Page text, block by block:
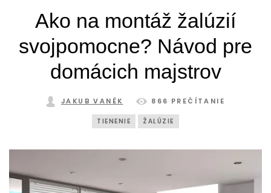
Ako na montáž žalúzií
svojpomocne? Návod pre
domácich majstrov
JAKUB VANĚK 866 PREČÍTANIE
TIENENIE ŽALÚZIE